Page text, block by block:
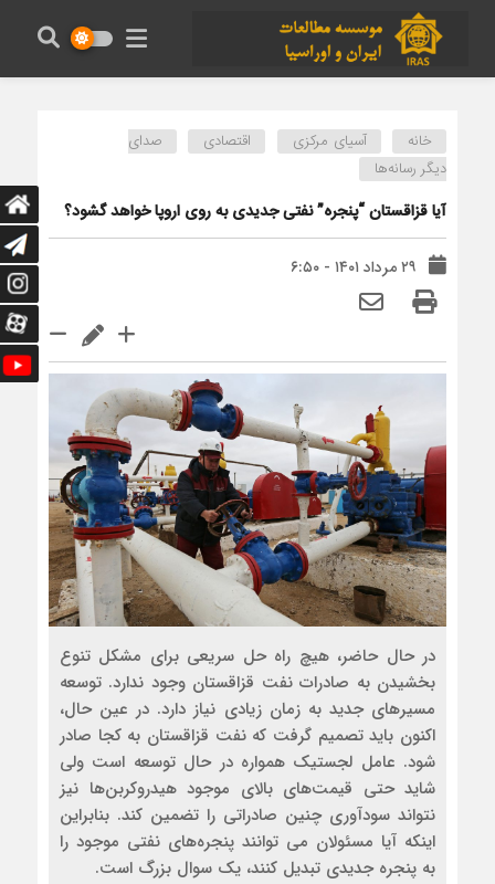
خانه آسیای مرکزی اقتصادی
صدای
دیگر رسانه‌ها
آیا قزاقستان “پنجره” نفتی جدیدی به روی اروپا خواهد گشود؟
۲۹ مرداد ۱۴۰۱ - ۶:۵۰
در حال حاضر، هیچ راه حل سریعی برای مشکل تنوع
بخشیدن به صادرات نفت قزاقستان وجود ندارد. توسعه
مسیرهای جدید به زمان زیادی نیاز دارد. در عین حال،
اکنون باید تصمیم گرفت که نفت قزاقستان به کجا صادر
شود. عامل لجستیک همواره در حال توسعه است ولی
شاید حتی قیمت‌های بالای موجود هیدروکربن‌ها نیز
نتواند سودآوری چنین صادراتی را تضمین کند. بنابراین
اینکه آیا مسئولان می توانند پنجره‌های نفتی موجود را
به پنجره جدیدی تبدیل کنند، یک سوال بزرگ است.